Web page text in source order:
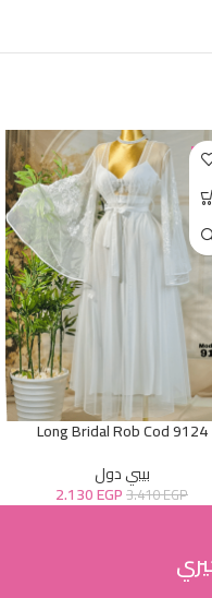
-
Long Bridal Rob Cod 9124
بيبي دول
3.410EGP
2.130EGP